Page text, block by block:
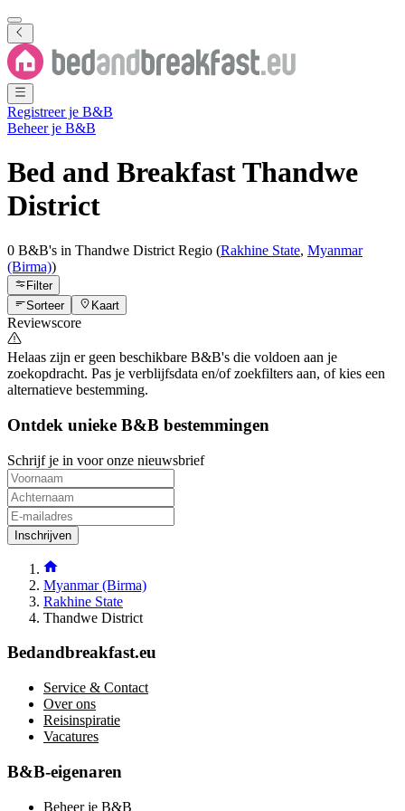
Registreer je B&B
Beheer je B&B
Bed and BreakfastThandwe
District
0 B&B's in Thandwe District Regio (Rakhine State, Myanmar
(Birma))
Filter
Sorteer
Kaart
Reviewscore
Helaas zijn er geen beschikbare B&B's die voldoen aan je
zoekopdracht. Pas je verblijfsdata en/of zoekfilters aan, of kies een
alternatieve bestemming.
Ontdek unieke B&B bestemmingen
Schrijf je in voor onze nieuwsbrief
Inschrijven
Myanmar (Birma)
Rakhine State
Thandwe District
Bedandbreakfast.eu
Service & Contact
Over ons
Reisinspiratie
Vacatures
B&B-eigenaren
Beheer je B&B